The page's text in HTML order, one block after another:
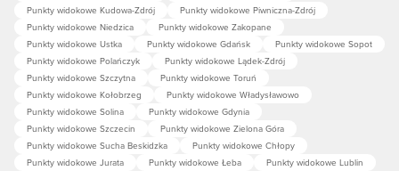
Punkty widokowe Kudowa-Zdrój
Punkty widokowe Piwniczna-Zdrój
Punkty widokowe Niedzica
Punkty widokowe Zakopane
Punkty widokowe Ustka
Punkty widokowe Gdańsk
Punkty widokowe Sopot
Punkty widokowe Polańczyk
Punkty widokowe Lądek-Zdrój
Punkty widokowe Szczytna
Punkty widokowe Toruń
Punkty widokowe Kołobrzeg
Punkty widokowe Władysławowo
Punkty widokowe Solina
Punkty widokowe Gdynia
Punkty widokowe Szczecin
Punkty widokowe Zielona Góra
Punkty widokowe Sucha Beskidzka
Punkty widokowe Chłopy
Punkty widokowe Jurata
Punkty widokowe Łeba
Punkty widokowe Lublin